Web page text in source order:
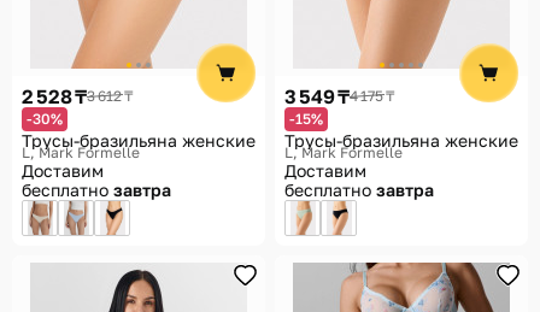
2 528 ₸3 612 ₸
-30%
Трусы-бразильяна женские
L Mark Formelle
Доставим
бесплатно завтра
3 549 ₸4 175 ₸
-15%
Трусы-бразильяна женские
L Mark Formelle
Доставим
бесплатно завтра